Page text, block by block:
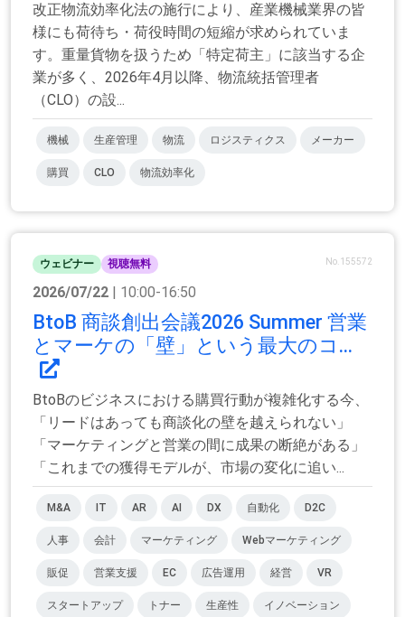
改正物流効率化法の施行により、産業機械業界の皆
様にも荷待ち・荷役時間の短縮が求められていま
す。重量貨物を扱うため「特定荷主」に該当する企
業が多く、2026年4月以降、物流統括管理者
（CLO）の設...
機械 生産管理 物流 ロジスティクス メーカー
購買 CLO 物流効率化
ウェビナー 視聴無料 No.155572
2026/07/22 | 10:00-16:50
BtoB 商談創出会議2026 Summer 営業
とマーケの「壁」という最大のコ...
BtoBのビジネスにおける購買行動が複雑化する今、
「リードはあっても商談化の壁を越えられない」
「マーケティングと営業の間に成果の断絶がある」
「これまでの獲得モデルが、市場の変化に追い...
M&A IT AR AI DX 自動化 D2C
人事 会計 マーケティング Webマーケティング
販促 営業支援 EC 広告運用 経営 VR
スタートアップ トナー 生産性 イノベーション